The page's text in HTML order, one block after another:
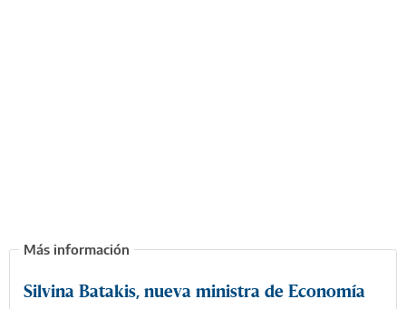
Silvina Batakis, nueva ministra de Economía